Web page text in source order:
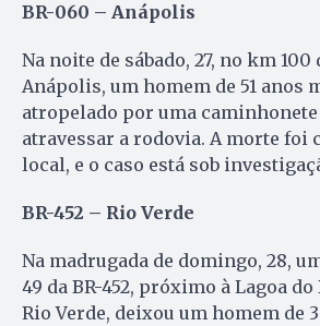
BR-060 – Anápolis
Na noite de sábado, 27, no km 100
Anápolis, um homem de 51 anos
atropelado por uma
atravessar a rodovia. A morte foi
local, e o caso está sob
BR-452 – Rio Verde
Na madrugada de domingo, 28,
49 da BR-452, próximo à Lagoa
Rio Verde, deixou um homem de